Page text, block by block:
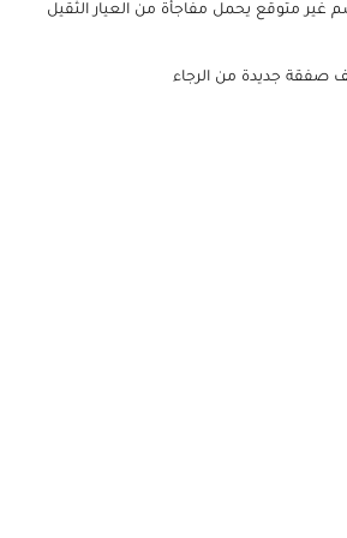
غير متوقع يحمل مفاجأة من العيار الثقيل
صفقة جديدة من الرجاء